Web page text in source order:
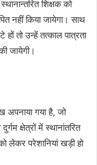
शिक्षक को
नहीं किया जायेगा। साथ
हों तो उन्हें तत्काल पात्रता
जायेगी।
अपनाया गया है, जो
क्षेत्रों में स्थानांतरित
लेकर परेशानियां खड़ी हो